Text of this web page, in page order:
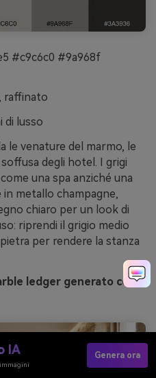
#c9c6c0 #9a968f
raffinato
di lusso
le venature del marmo, le
degli hotel. I grigi
una spa anziché una
metallo champagne,
chiaro per un look di
riprendi il grigio medio
per rendere la stanza
ledger generato con
IA Genera ora